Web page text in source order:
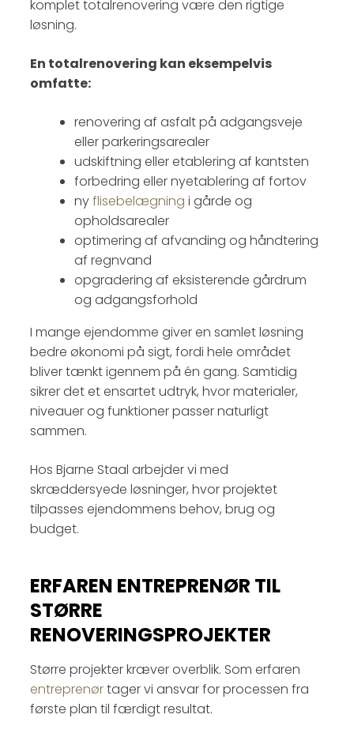
komplet totalrenovering være den rigtige
løsning.
En totalrenovering kan eksempelvis
omfatte:
renovering af asfalt på adgangsveje
eller parkeringsarealer
udskiftning eller etablering af kantsten
forbedring eller nyetablering af fortov
nyflisebelægning i gårde og
opholdsarealer
optimering af afvanding og håndtering
af regnvand
opgradering af eksisterende gårdrum
og adgangsforhold
I mange ejendomme giver en samlet løsning
bedre økonomi på sigt, fordi hele området
bliver tænkt igennem på én gang. Samtidig
sikrer det et ensartet udtryk, hvor materialer,
niveauer og funktioner passer naturligt
sammen.
Hos Bjarne Staal arbejder vi med
skræddersyede løsninger, hvor projektet
tilpasses ejendommens behov, brug og
budget.
ERFAREN ENTREPRENØR TIL
STØRRE
RENOVERINGSPROJEKTER
Større projekter kræver overblik. Som erfaren
entreprenørtager vi ansvar for processen fra
første plan til færdigt resultat.